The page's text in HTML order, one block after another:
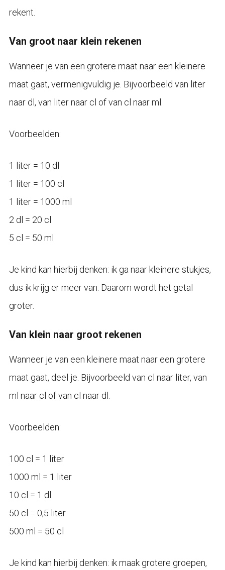
rekent.
Van groot naar klein rekenen
Wanneer je van een grotere maat naar een kleinere
maat gaat, vermenigvuldig je. Bijvoorbeeld van liter
naar dl, van liter naar cl of van cl naar ml.
Voorbeelden:
1 liter = 10 dl
1 liter = 100 cl
1 liter = 1000 ml
2 dl = 20 cl
5 cl = 50 ml
Je kind kan hierbij denken: ik ga naar kleinere stukjes,
dus ik krijg er meer van. Daarom wordt het getal
groter.
Van klein naar groot rekenen
Wanneer je van een kleinere maat naar een grotere
maat gaat, deel je. Bijvoorbeeld van cl naar liter, van
ml naar cl of van cl naar dl.
Voorbeelden:
100 cl = 1 liter
1000 ml = 1 liter
10 cl = 1 dl
50 cl = 0,5 liter
500 ml = 50 cl
Je kind kan hierbij denken: ik maak grotere groepen,